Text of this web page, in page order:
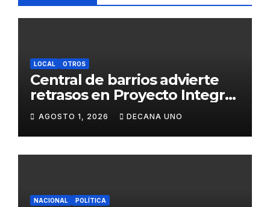
LOCAL OTROS
Central de barrios advierte
retrasos en Proyecto Integral
de Agua y Alcantarillado para
Juliaca
AGOSTO 1, 2026 DECANA UNO
NACIONAL POLÍTICA